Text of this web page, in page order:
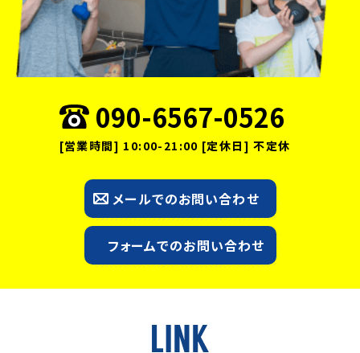
090-6567-0526
[営業時間] 10:00-21:00 [定休日] 不定休
メールでのお問い合わせ
フォームでのお問い合わせ